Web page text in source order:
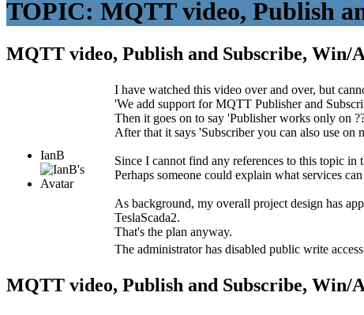
TOPIC: MQTT video, Publish
MQTT video, Publish and Subscribe, Win/
IanB
I have watched this video over and over, but
'We add support for MQTT Publisher and
Then it goes on to say 'Publisher works only on
After that it says 'Subscriber you can also use
Since I cannot find any references to this topic
Perhaps someone could explain what services
As background, my overall project design has
TeslaScada2.
That's the plan anyway.
The administrator has disabled public write
MQTT video, Publish and Subscribe, Win/